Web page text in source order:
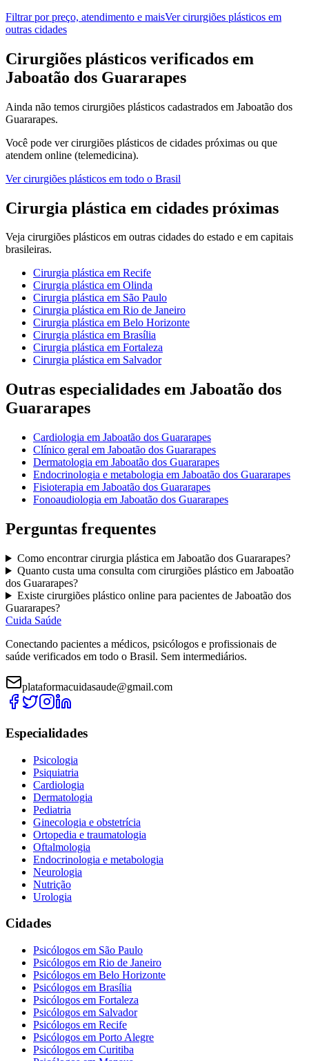
Filtrar por preço, atendimento e maisVercirurgiões plásticos em
outras cidades
Cirurgiões plásticos verificados em
Jaboatão dos Guararapes
Ainda não temos cirurgiões plásticos cadastrados em Jaboatão dos
Guararapes.
Você pode vercirurgiões plásticos de cidades próximas ou que
atendem online (telemedicina).
Vercirurgiões plásticos em todo o Brasil
Cirurgia plástica em cidades próximas
Veja cirurgiões plásticos em outras cidades do estado e em capitais
brasileiras.
Cirurgia plástica em Recife
Cirurgia plástica em Olinda
Cirurgia plástica em São Paulo
Cirurgia plástica em Rio de Janeiro
Cirurgia plástica em Belo Horizonte
Cirurgia plástica em Brasília
Cirurgia plástica em Fortaleza
Cirurgia plástica em Salvador
Outras especialidades em Jaboatão dos
Guararapes
Cardiologia em Jaboatão dos Guararapes
Clínico geral em Jaboatão dos Guararapes
Dermatologia em Jaboatão dos Guararapes
Endocrinologia e metabologia em Jaboatão dos Guararapes
Fisioterapia em Jaboatão dos Guararapes
Fonoaudiologia em Jaboatão dos Guararapes
Perguntas frequentes
Como encontrarcirurgia plástica em Jaboatão dos Guararapes?
Quanto custa uma consulta com cirurgiões plásticoem Jaboatão
dos Guararapes?
Existe cirurgiões plásticoonline para pacientes de Jaboatão dos
Guararapes?
Cuida Saúde
Conectando pacientes a médicos, psicólogos e profissionais de
saúde verificados em todo o Brasil. Sem intermediários.
plataformacuidasaude@gmail.com
Especialidades
Psicologia
Psiquiatria
Cardiologia
Dermatologia
Pediatria
Ginecologia e obstetrícia
Ortopedia e traumatologia
Oftalmologia
Endocrinologia e metabologia
Neurologia
Nutrição
Urologia
Cidades
Psicólogos em São Paulo
Psicólogos em Rio de Janeiro
Psicólogos em Belo Horizonte
Psicólogos em Brasília
Psicólogos em Fortaleza
Psicólogos em Salvador
Psicólogos em Recife
Psicólogos em Porto Alegre
Psicólogos em Curitiba